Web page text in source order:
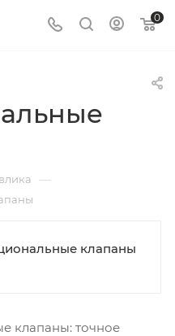
0
—
клапаны
клапаны: точное